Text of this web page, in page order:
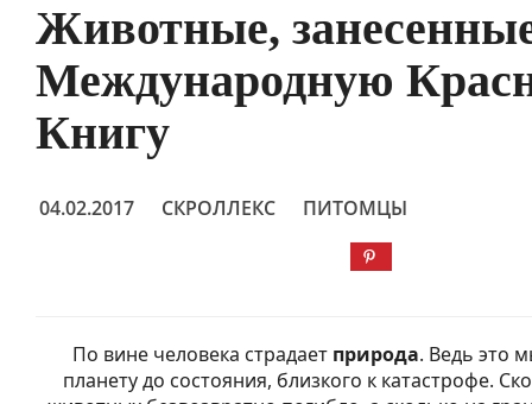
Животные,
Международную
Книгу
04.02.2017 СКРОЛЛЕКС ПИТОМЦЫ
По вине человека страдает природа. Ведь это
планету до состояния, близкого к катастрофе.